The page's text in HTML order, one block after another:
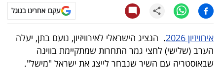
עסקי
ספורט
קריירה
עקבו אחרינו בגוגל
אירוויזיון 2026
. הנציג הישראלי לאירוויזיון, נועם בתן, יעלה
הערב (שלישי) לחצי גמר התחרות שמתקיימת בווינה
שבאוסטריה עם השיר שנבחר לייצג את ישראל "מישל".